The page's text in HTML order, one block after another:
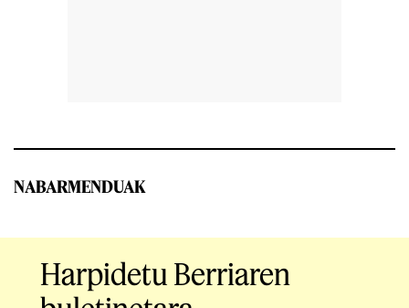
NABARMENDUAK
Harpidetu Berriaren